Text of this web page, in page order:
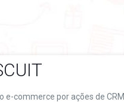
e-commerce por ações de CRM